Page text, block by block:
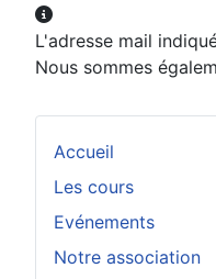
Accueil
Les cours
Evénements
Notre association
Autres informations
L'adresse mail
Nous sommes